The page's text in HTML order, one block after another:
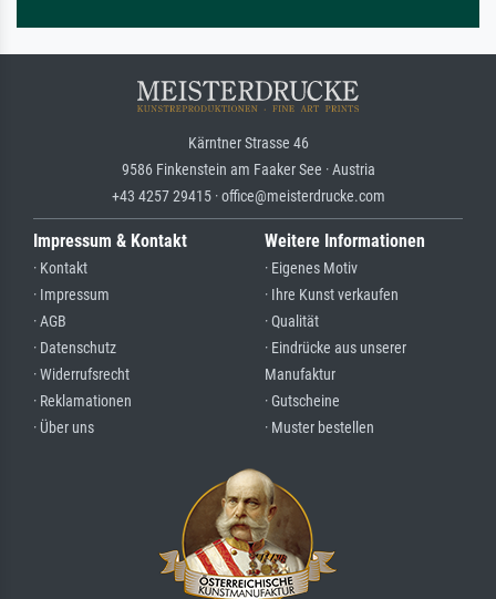
Kärntner Strasse 46
9586 Finkenstein am Faaker See · Austria
+43 4257 29415 · office@meisterdrucke.com
Impressum & Kontakt
· Kontakt
· Impressum
· AGB
· Datenschutz
· Widerrufsrecht
· Reklamationen
· Über uns
Weitere Informationen
· Eigenes Motiv
· Ihre Kunst verkaufen
· Qualität
· Eindrücke aus unserer
Manufaktur
· Gutscheine
· Muster bestellen